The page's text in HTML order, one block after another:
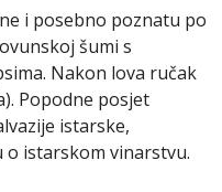
i posebno poznatu po
šumi s
Nakon lova ručak
Popodne posjet
istarske,
istarskom vinarstvu.